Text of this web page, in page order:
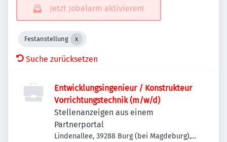
Jetzt Jobalarm aktivieren!
Festanstellung
Suche zurücksetzen
Entwicklungsingenieur / Konstrukteur
Vorrichtungstechnik (m/w/d)
Stellenanzeigen aus einem
Partnerportal
Lindenallee, 39288 Burg (bei Magdeburg),